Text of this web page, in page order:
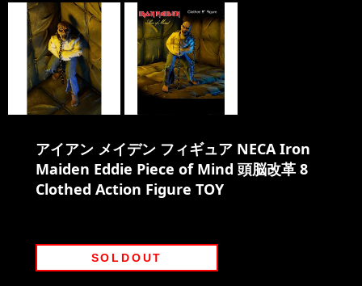
アイアン メイデン フィギュア NECA Iron
Maiden Eddie Piece of Mind 頭脳改革 8
Clothed Action Figure TOY
SOLDOUT